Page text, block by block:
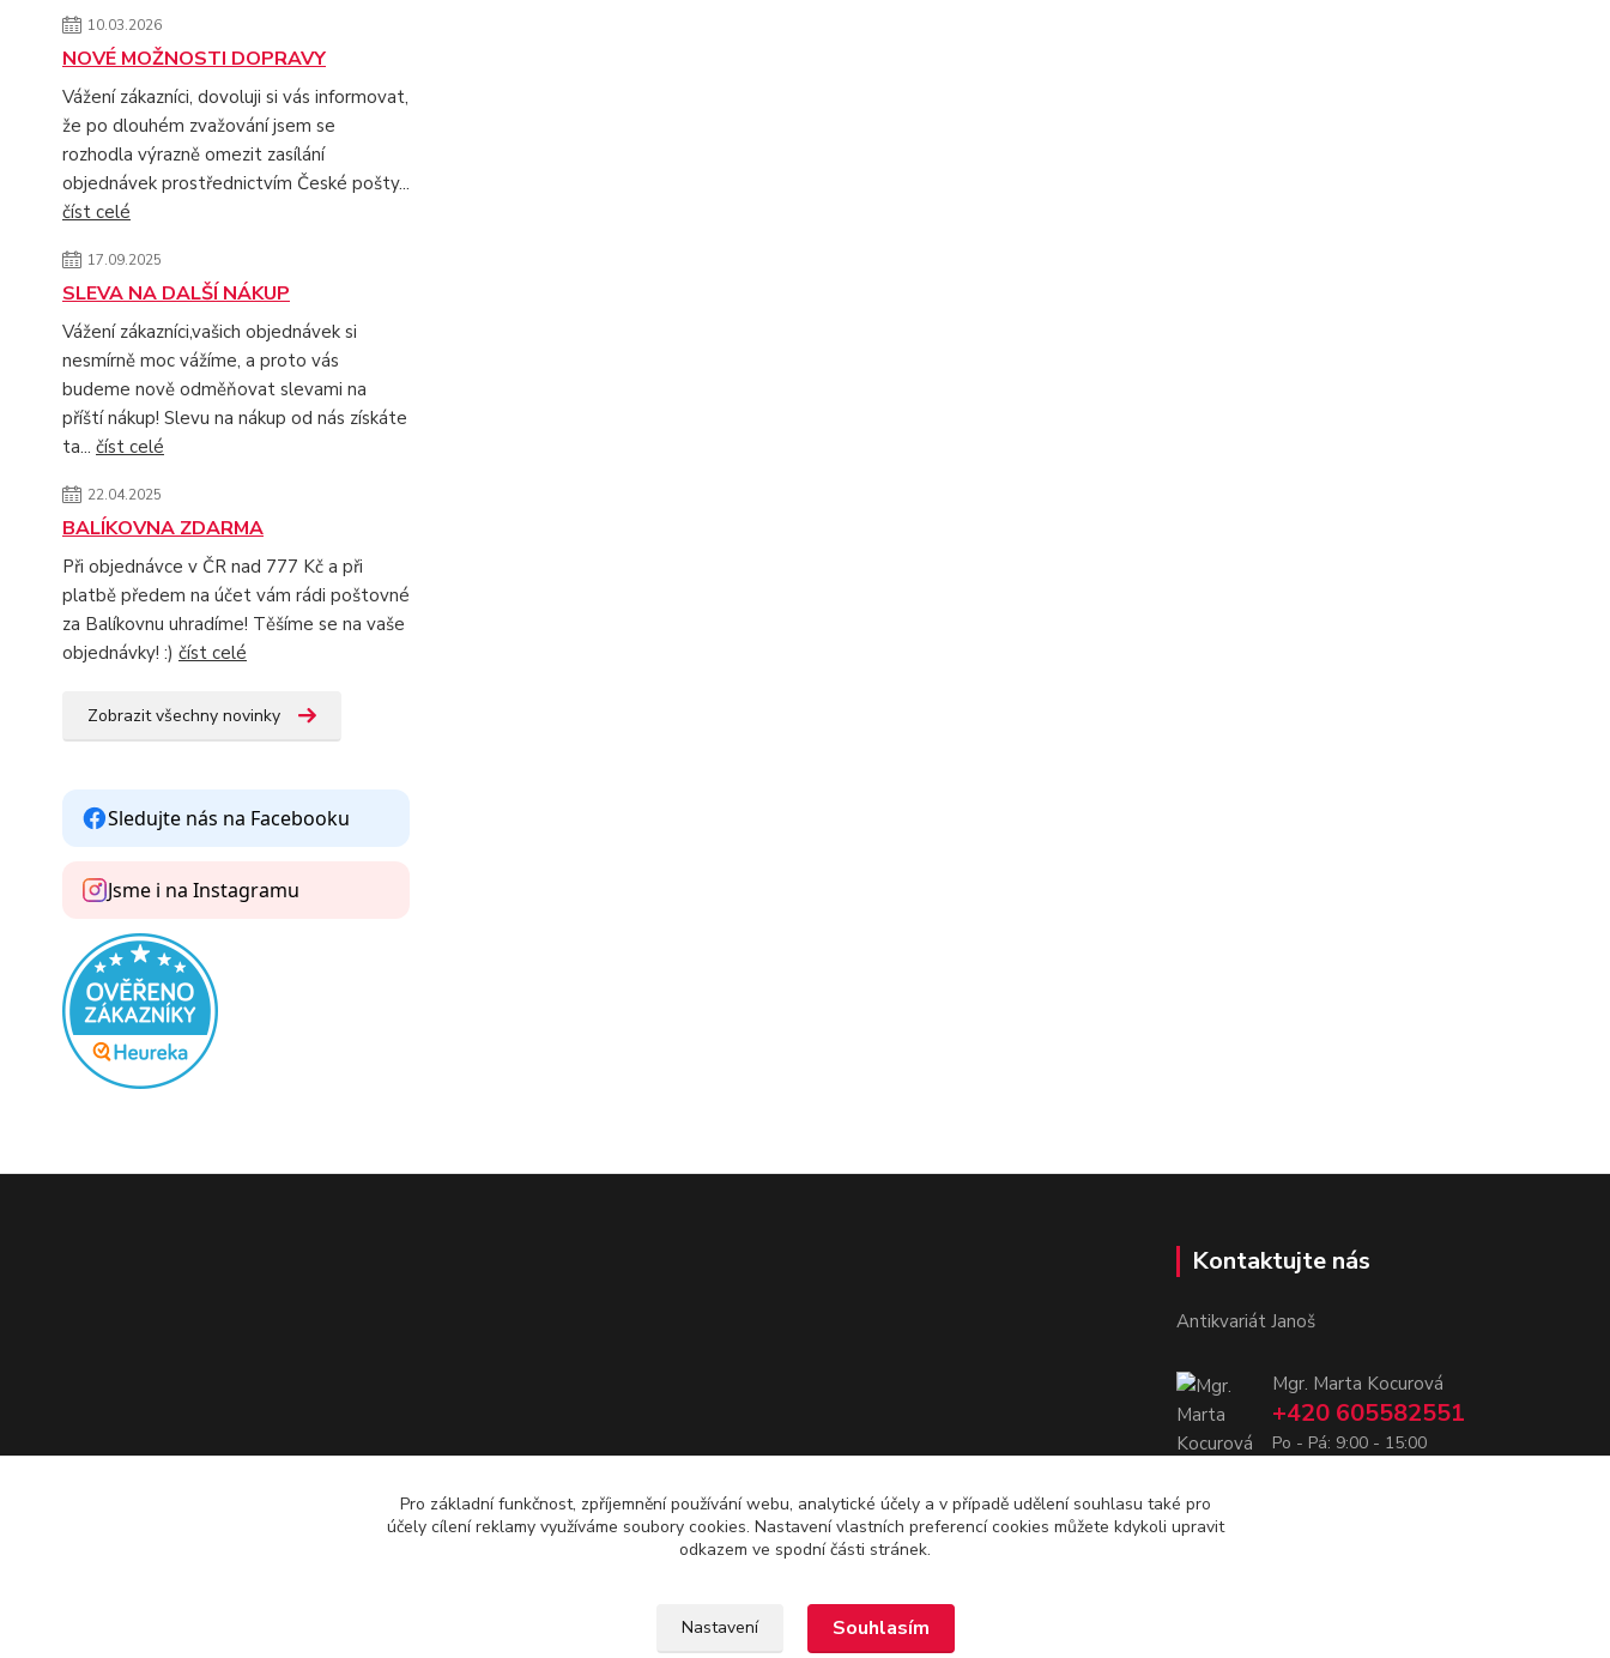
10.03.2026
NOVÉ MOŽNOSTI DOPRAVY
Vážení zákazníci, dovoluji si vás informovat,
že po dlouhém zvažování jsem se
rozhodla výrazně omezit zasílání
objednávek prostřednictvím České pošty...
číst celé
17.09.2025
SLEVA NA DALŠÍ NÁKUP
Vážení zákazníci,vašich objednávek si
nesmírně moc vážíme, a proto vás
budeme nově odměňovat slevami na
příští nákup! Slevu na nákup od nás získáte
ta... číst celé
22.04.2025
BALÍKOVNA ZDARMA
Při objednávce v ČR nad 777 Kč a při
platbě předem na účet vám rádi poštovné
za Balíkovnu uhradíme! Těšíme se na vaše
objednávky! :) číst celé
Zobrazit všechny novinky
Sledujte nás na Facebooku
Jsme i na Instagramu
Kontaktujte nás
Antikvariát Janoš
Mgr. Marta Kocurová
+420 605582551
Po - Pá: 9:00 - 15:00
Pro základní funkčnost, zpříjemnění používání webu, analytické účely a v případě udělení souhlasu také pro
účely cílení reklamy využíváme soubory cookies. Nastavení vlastních preferencí cookies můžete kdykoli upravit
odkazem ve spodní části stránek.
Nastavení Souhlasím